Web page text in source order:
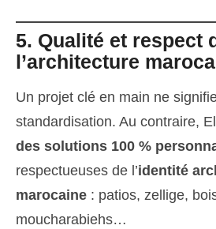
5. Qualité et respect
l’architecture
Un projet clé en main ne
standardisation. Au contraire,
des solutions 100 %
respectueuses de l’identité
marocaine : patios, zellige,
moucharabiehs…